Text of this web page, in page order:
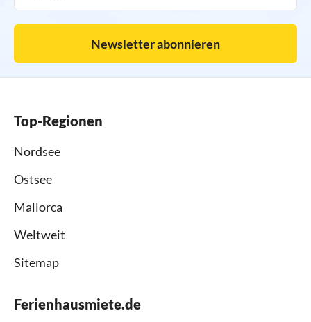
Newsletter abonnieren
Top-Regionen
Nordsee
Ostsee
Mallorca
Weltweit
Sitemap
Ferienhausmiete.de